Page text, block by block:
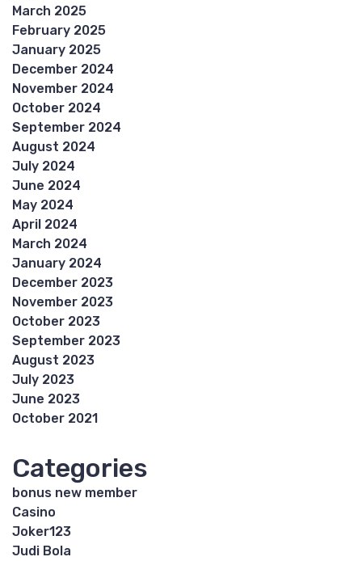
March 2025
February 2025
January 2025
December 2024
November 2024
October 2024
September 2024
August 2024
July 2024
June 2024
May 2024
April 2024
March 2024
January 2024
December 2023
November 2023
October 2023
September 2023
August 2023
July 2023
June 2023
October 2021
Categories
bonus new member
Casino
Joker123
Judi Bola